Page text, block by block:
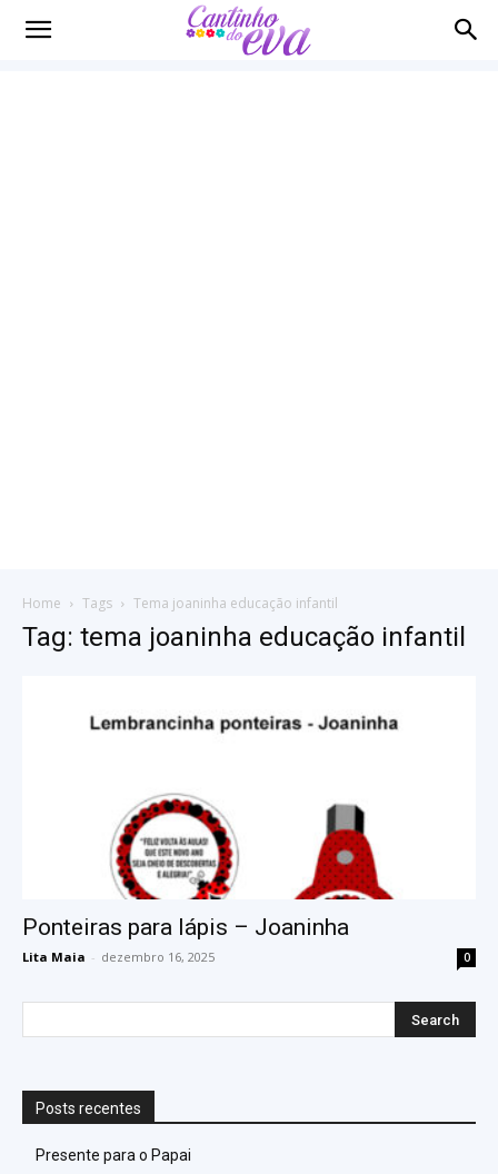
Cantinho
Home Tags Tema joaninha educação infantil
Tag: tema joaninha educação infantil
Ponteiras para lápis – Joaninha
Lita Maia - dezembro 16, 2025 0
Posts recentes
Presente para o Papai